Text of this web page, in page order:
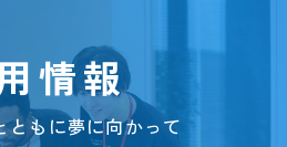
情報
ともに夢に向かって